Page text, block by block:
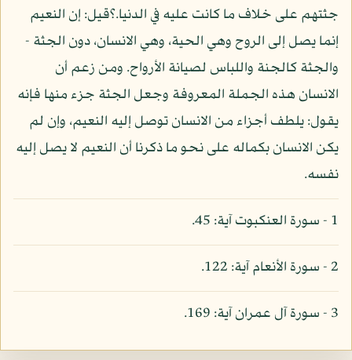
جثتهم على خلاف ما كانت عليه في الدنيا.؟قيل: إن النعيم
إنما يصل إلى الروح وهي الحية، وهي الانسان، دون الجثة -
والجثة كالجنة واللباس لصيانة الأرواح. ومن زعم أن
الانسان هذه الجملة المعروفة وجعل الجثة جزء منها فإنه
يقول: يلطف أجزاء من الانسان توصل إليه النعيم، وإن لم
يكن الانسان بكماله على نحو ما ذكرنا أن النعيم لا يصل إليه
نفسه.
1 - سورة العنكبوت آية: 45.
2 - سورة الأنعام آية: 122.
3 - سورة آل عمران آية: 169.